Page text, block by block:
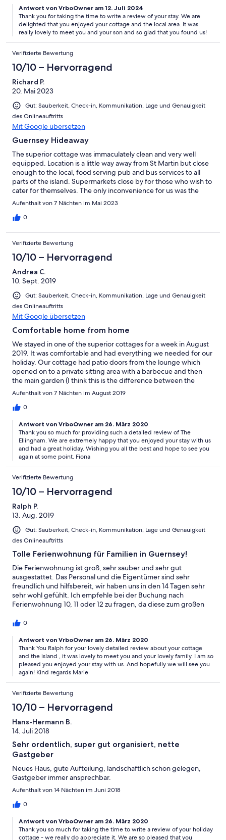
Antwort von VrboOwner am 12. Juli 2024
Thank you for taking the time to write a review of your stay. We are
delighted that you enjoyed your cottage and the local area. It was
really lovely to meet you and your son and so glad that you found us!
Verifizierte Bewertung
10/10 – Hervorragend
Richard P.
20. Mai 2023
Gut: Sauberkeit, Check-in, Kommunikation, Lage und Genauigkeit
des Onlineauftritts
Mit Google übersetzen
Guernsey Hideaway
The superior cottage was immaculately clean and very well
equipped. Location is a little way away from St Martin but close
enough to the local, food serving pub and bus services to all
parts of the island. Supermarkets close by for those who wish to
cater for themselves. The only inconvenience for us was the
bathroom being downstairs but it was no more than this. The
on a first class bed. All in all would recommend for two adult and
friends!
Aufenthalt von 7 Nächten im Mai 2023
0
Verifizierte Bewertung
10/10 – Hervorragend
Andrea C.
10. Sept. 2019
Gut: Sauberkeit, Check-in, Kommunikation, Lage und Genauigkeit
des Onlineauftritts
Mit Google übersetzen
Comfortable home from home
We stayed in one of the superior cottages for a week in August
2019. It was comfortable and had everything we needed for our
holiday. Our cottage had patio doors from the lounge which
opened on to a private sitting area with a barbecue and then
the main garden (I think this is the difference between the
standard and superior cottages as most of them had a sitting
area which was accessed through the entrance door.) Looking
over the main garden was pleasant and would be a bonus for
There is a football post, a toddler slide, a rabbit hutch and
barbecues in the garden which is completely flat so great for
running around in. I would recommend the cottages as a quiet
home from home, with local shops in easy walking distance and
bus stops in easy reach. If you are taking a ferry to one of the
parking is difficult in St Peter Port.
Aufenthalt von 7 Nächten im August 2019
0
Antwort von VrboOwner am 26. März 2020
Thank you so much for providing such a detailed review of The
Ellingham. We are extremely happy that you enjoyed your stay with us
and had a great holiday. Wishing you all the best and hope to see you
again at some point. Fiona
Verifizierte Bewertung
10/10 – Hervorragend
Ralph P.
13. Aug. 2019
Gut: Sauberkeit, Check-in, Kommunikation, Lage und Genauigkeit
des Onlineauftritts
Tolle Ferienwohnung für Familien in Guernsey!
Die Ferienwohnung ist groß, sehr sauber und sehr gut
ausgestattet. Das Personal und die Eigentümer sind sehr
freundlich und hilfsbereit, wir haben uns in den 14 Tagen sehr
sehr wohl gefühlt. Ich empfehle bei der Buchung nach
Ferienwohnung 10, 11 oder 12 zu fragen, da diese zum großen
haben. Die Lage ist für Selbstversorgung hervorragend, zwei
fußläufig in 5 Minuten Entfernung. Auch die nächste
Bushaltestelle zu Fahrten nach St. Peter Port oder in den Westen
der Insel ist buchstäblich vor der Haustür (100 m). Einziges
Manko bei der Lage: Ellingham Cottage befindet sich genau
unter der Einflugschneise des kleinen lokalen Flughafens.
Nachts ist Flugverbot, der erste Flieger kommt morgens um 7
Uhr, für uns einzig störend war der Betrieb abends bis 20 Uhr
(ca. alle 30 Minuten ein Flieger), wenn wir beim Abendessen auf
der Terasse saßen. Die nächste Bademöglichkeit ist Fermain Bay.
Am besten mit dem Fahrrad zu erreichen, aber Achtung: Es
geht steil bergab zum Kiesstrand! Ansonsten empfehlen wir
eher die Buchten an der Westküste, die sehr schön sandig und
flach abfallend sind (Fahrzeit mit Fahrrad ca. 40 Minuten auf
ruhigen Nebenstraßen). Bei der Selbstverpflegung empfehle
ich in Bezug auf Gemüse auf die Privatangebote zu achten, die
vor vielen Häusern in großen Holzkästen angeboten werden.
Diese sind qualitativ sehr gut und häufig preisgünstiger als im
Supermarkt! Auch beim Ellingham Cottage wird Gemüse
angeboten, wir haben dies häufig genutzt und waren sehr
Fahrrädern bei GoGuernsey. Wir hatten die Fahrräder für zwei
Wochen und haben diese intensiv genutzt. Abseits der
0
Antwort von VrboOwner am 26. März 2020
Thank You Ralph for your lovely detailed review about your cottage
and the island , it was lovely to meet you and your lovely family. I am so
pleased you enjoyed your stay with us. And hopefully we will see you
again! Kind regards Marie
Verifizierte Bewertung
10/10 – Hervorragend
Hans-Hermann B.
14. Juli 2018
Sehr ordentlich, super gut organisiert, nette
Gastgeber
Neues Haus, gute Aufteilung, landschaftlich schön gelegen,
Gastgeber immer ansprechbar.
Aufenthalt von 14 Nächten im Juni 2018
0
Antwort von VrboOwner am 26. März 2020
Thank you so much for taking the time to write a review of your holiday
cottage - we really do appreciate it. We are so pleased that you